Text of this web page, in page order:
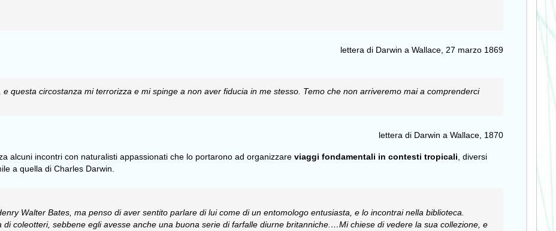
lettera di Darwin a Wallace, 27 marzo 1869
questa circostanza mi terrorizza e mi spinge a non aver fiducia in me stesso. Temo che non arriveremo mai a comprenderci
lettera di Darwin a Wallace, 1870
alcuni incontri con naturalisti appassionati che lo portarono ad organizzare viaggi fondamentali in contesti tropicali , diversi
a quella di Charles Darwin.
Walter Bates, ma penso di aver sentito parlare di lui come di un entomologo entusiasta, e lo incontrai nella biblioteca.
coleotteri, sebbene egli avesse anche una buona serie di farfalle diurne britanniche.…Mi chiese di vedere la sua collezione, e